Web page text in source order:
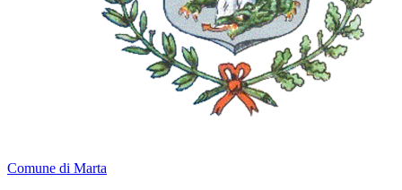
Comune di Marta